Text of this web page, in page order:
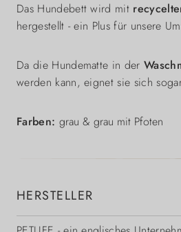
Das Hundebett wird mit
hergestellt - ein Plus für unsere
Da die Hundematte in der
werden kann, eignet sie sich
Farben: grau & grau mit Pfoten
HERSTELLER